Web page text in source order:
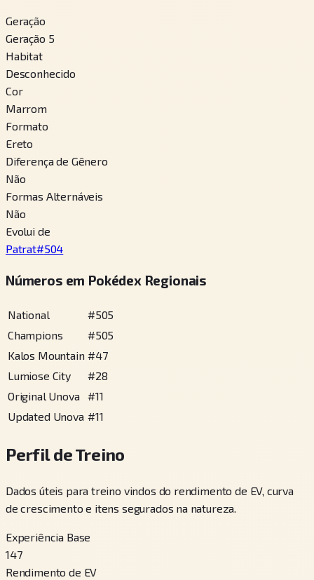
Geração
Geração 5
Habitat
Desconhecido
Cor
Marrom
Formato
Ereto
Diferença de Gênero
Não
Formas Alternáveis
Não
Evolui de
Patrat#504
Números em Pokédex Regionais
National #505
Champions
#505
Kalos Mountain #47
Lumiose City
#28
Original Unova
#11
Updated Unova #11
Perfil de Treino
Dados úteis para treino vindos do rendimento de EV, curva
de crescimento e itens segurados na natureza.
Experiência Base
147
Rendimento de EV